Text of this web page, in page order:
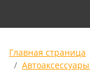
Главная страница